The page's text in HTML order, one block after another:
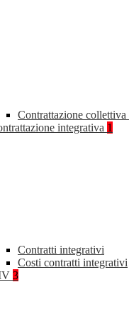
Contrattazione collettiva
integrativa 1
Contratti integrativi
Costi contratti integrativi
3